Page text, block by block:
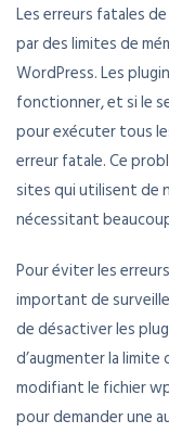
Les erreurs fatales
par des limites de
WordPress. Les
fonctionner, et si le
pour exécuter tous
erreur fatale. Ce
sites qui utilisent de
nécessitant
Pour éviter les
important de
de désactiver les
d’augmenter la limite
modifiant le fichier
pour demander une